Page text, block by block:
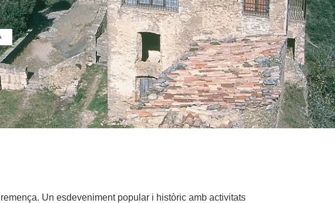
Un esdeveniment popular i històric amb activitats